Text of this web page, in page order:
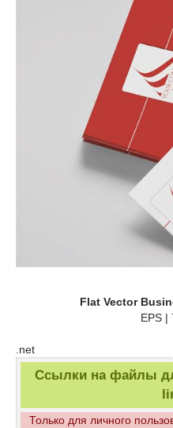
Flat Vector
EPS |
.net
Ссылки на файлы
Только для личного